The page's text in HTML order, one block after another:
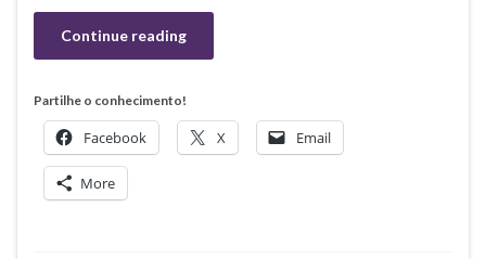
Continue reading
Partilhe o conhecimento!
Facebook X Email
More